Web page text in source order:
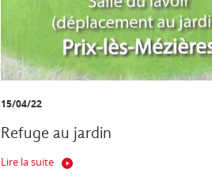
15/04/22
Refuge au jardin
Lire la suite